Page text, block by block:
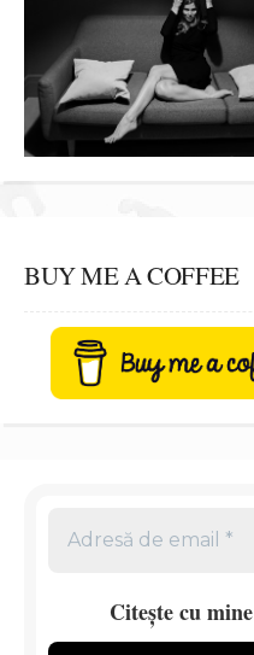
BUY ME A COFFEE
Citește cu mine